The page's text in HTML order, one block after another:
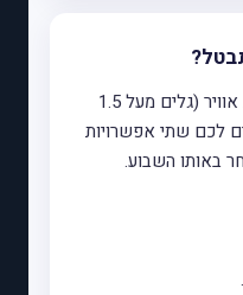
אם הקברניט מבטל בגלל מזג אוויר (גלים מעל 1.5
לכם שתי אפשרויות